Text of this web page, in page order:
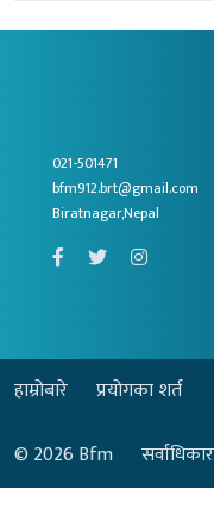
021-501471
bfm912.brt@gmail.com
Biratnagar,Nepal
हाम्रोबारे
प्रयोगका शर्त
© 2026Bfm